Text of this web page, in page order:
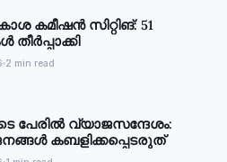
കമീഷന്‍ സിറ്റിങ്: 51
തീര്‍പ്പാക്കി
2 min read
പേരില്‍ വ്യാജസന്ദേശം:
കബളിക്കപ്പെടരുത്